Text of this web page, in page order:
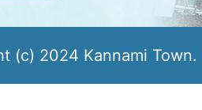
(c) 2024 Kannami